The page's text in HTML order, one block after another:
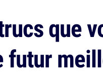
que
futur